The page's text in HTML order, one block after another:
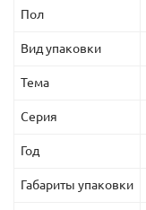
Пол
Вид упаковки
Тема
Серия
Год
Габариты упаковки